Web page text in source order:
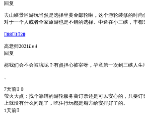
回复
去山峡景区游玩当然是选择坐黄金邮轮啦，这个游轮装修的时尚
对于一个人或者全家旅游也是不错的选择。中途在小三峡，丰都
88320
高老师2021Lv.4
回复
那我们会不会被坑呢？有点担心被宰呀，毕竟第一次到三峡人生
、
7天前 0
萤火大点： 找个靠谱的游轮服务商订票还是可以安心的，只要
上就没有什么问题了，吃住行玩都是船方给安排好了的。
1天前